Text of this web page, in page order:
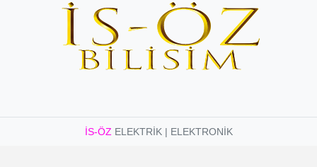
İS-ÖZ ELEKTRİK | ELEKTRONİK